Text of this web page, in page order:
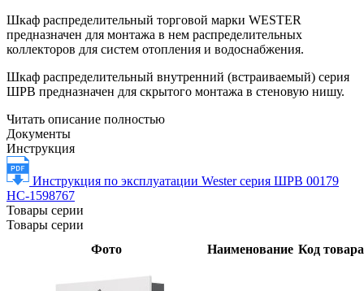
Шкаф распределительный торговой марки WESTER
предназначен для монтажа в нем распределительных
коллекторов для систем отопления и водоснабжения.
Шкаф распределительный внутренний (встраиваемый) серия
ШРВ предназначен для скрытого монтажа в стеновую нишу.
Читать описание полностью
Документы
Инструкция
Инструкция по эксплуатации Wester серия ШРВ 00179
НС-1598767
Товары серии
Товары серии
Фото
Наименование Код товара